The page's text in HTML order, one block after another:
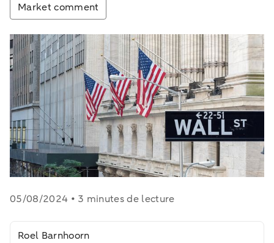
Market comment
05/08/2024 • 3 minutes de lecture
Roel Barnhoorn